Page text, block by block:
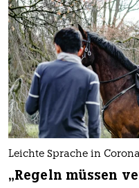
Leichte Sprache in
„Regeln müssen